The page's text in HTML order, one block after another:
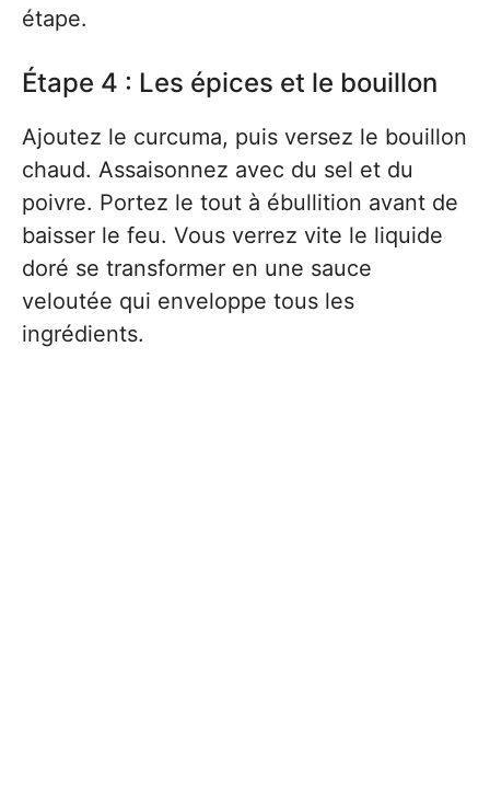
étape.
Étape 4 : Les épices et le bouillon
Ajoutez le curcuma, puis versez le bouillon
chaud. Assaisonnez avec du sel et du
poivre. Portez le tout à ébullition avant de
baisser le feu. Vous verrez vite le liquide
doré se transformer en une sauce
veloutée qui enveloppe tous les
ingrédients.